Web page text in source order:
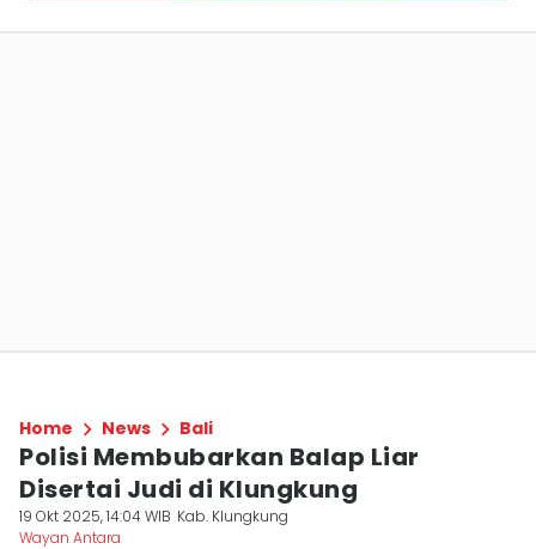
Home News Bali
Polisi Membubarkan Balap Liar
Disertai Judi di Klungkung
19 Okt 2025, 14:04 WIB Kab. Klungkung
Wayan Antara